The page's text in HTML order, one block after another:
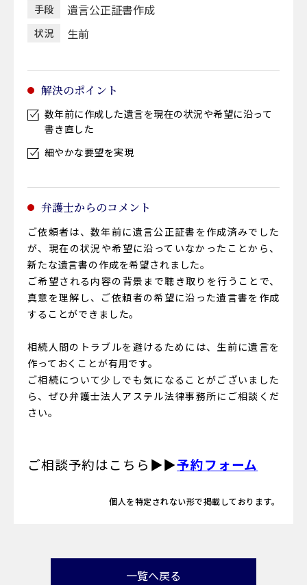
手段 遺言公正証書作成
状況 生前
解決のポイント
数年前に作成した遺言を現在の状況や希望に沿って
書き直した
細やかな要望を実現
弁護士からのコメント
ご依頼者は、数年前に遺言公正証書を作成済みでした
が、現在の状況や希望に沿っていなかったことから、
新たな遺言書の作成を希望されました。
ご希望される内容の背景まで聴き取りを行うことで、
真意を理解し、ご依頼者の希望に沿った遺言書を作成
することができました。
相続人間のトラブルを避けるためには、生前に遺言を
作っておくことが有用です。
ご相続について少しでも気になることがございました
ら、ぜひ弁護士法人アステル法律事務所にご相談くだ
さい。
ご相談予約はこちら▶▶予約フォーム
個人を特定されない形で掲載しております。
一覧へ戻る